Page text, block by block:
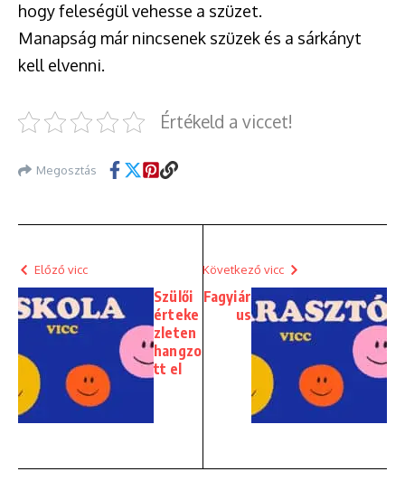
hogy feleségül vehesse a szüzet.
Manapság már nincsenek szüzek és a sárkányt
kell elvenni.
Értékeld a viccet!
Megosztás
Előző vicc
Szülői
érteke
zleten
hangzo
tt el
Következő vicc
Fagyiár
us